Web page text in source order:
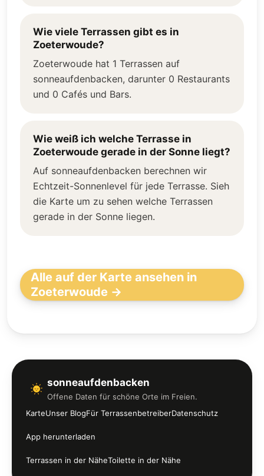
Wie viele Terrassen gibt es in
Zoeterwoude?
Zoeterwoude hat 1 Terrassen auf
sonneaufdenbacken, darunter 0 Restaurants
und 0 Cafés und Bars.
Wie weiß ich welche Terrasse in
Zoeterwoude gerade in der Sonne liegt?
Auf sonneaufdenbacken berechnen wir
Echtzeit-Sonnenlevel für jede Terrasse. Sieh
die Karte um zu sehen welche Terrassen
gerade in der Sonne liegen.
Alle auf der Karte ansehen in
Zoeterwoude →
sonneaufdenbacken
Offene Daten für schöne Orte im Freien.
KarteUnser BlogFür TerrassenbetreiberDatenschutz
App herunterladen
Terrassen in der NäheToilette in der Nähe